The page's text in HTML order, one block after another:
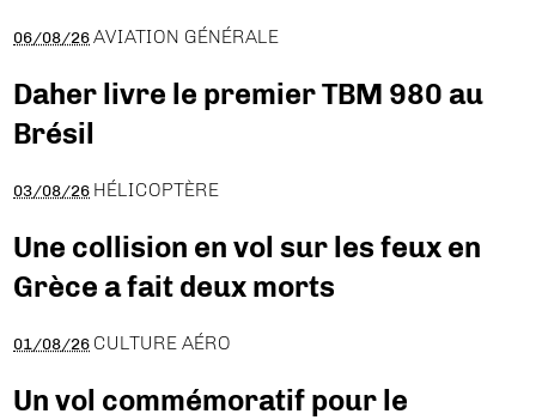
06/08/26 AVIATION GÉNÉRALE
Daher livre le premier TBM 980 au
Brésil
03/08/26 HÉLICOPTÈRE
Une collision en vol sur les feux en
Grèce a fait deux morts
01/08/26 CULTURE AÉRO
Un vol commémoratif pour le